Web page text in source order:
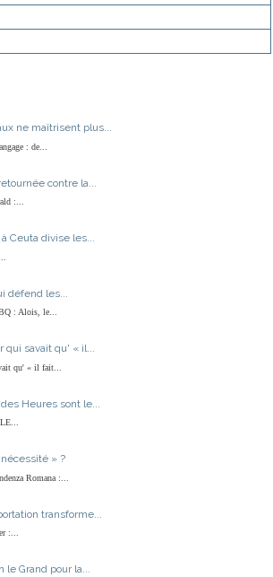
ne maîtrisent plus...
: de...
contre la...
:...
Ceuta divise les...
défend les...
: Alois, le...
qui savait qu' « il...
qu' « il fait...
Heures sont le...
» ?
Romana :...
transforme...
:...
le Grand pour la...